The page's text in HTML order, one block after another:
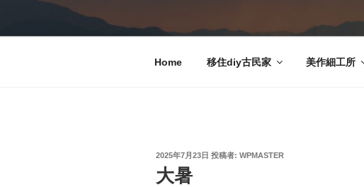
Home 移住diy古民家 美作細工所
投
日:
2025年7月23日 投稿者: WPMASTER
大暑